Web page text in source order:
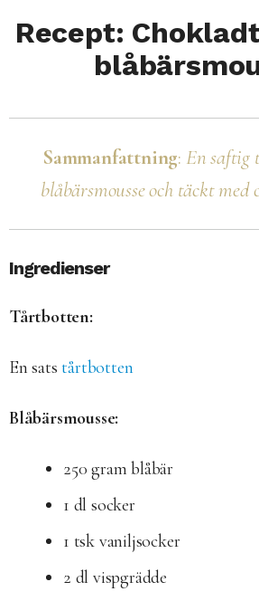
Recept:
Sammanfattning: En saftig
blåbärsmousse och täckt med
Ingredienser
Tårtbotten:
En satstårtbotten
Blåbärsmousse:
250 gram blåbär
1 dl socker
1 tsk vaniljsocker
2 dl vispgrädde